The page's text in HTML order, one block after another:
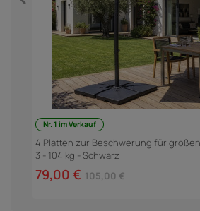
Nr. 1 im Verkauf
4 Platten zur Beschwerung für
3 - 104 kg - Schwarz
79,00 € 105,00 €